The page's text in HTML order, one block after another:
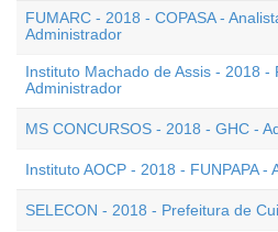
FUMARC - 2018 - COPASA -
Administrador
Instituto Machado de Assis - 2018 -
Administrador
MS CONCURSOS - 2018 - GHC -
Instituto AOCP - 2018 - FUNPAPA -
SELECON - 2018 - Prefeitura de